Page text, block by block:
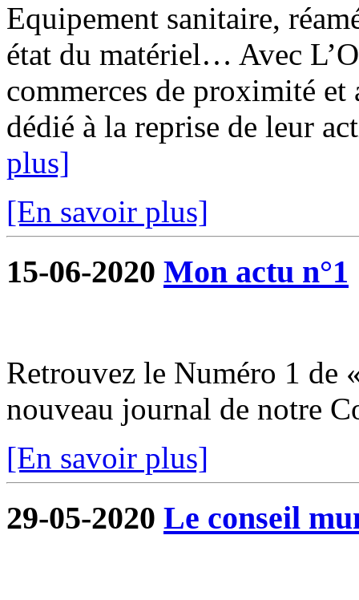
Equipement sanitaire,
état du matériel… Avec
commerces de proximité
dédié à la reprise de leur
plus]
[En savoir plus]
15-06-2020 Mon actu n°1
Retrouvez le Numéro 1 de
nouveau journal de notre
[En savoir plus]
29-05-2020 Le conseil